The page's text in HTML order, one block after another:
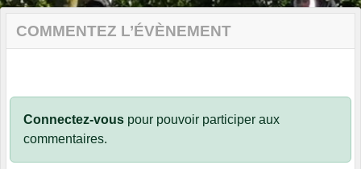
COMMENTEZ L’ÉVÈNEMENT
Connectez-vous pour pouvoir participer aux
commentaires.